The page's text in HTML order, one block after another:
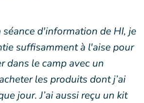
séance d'information de HI, je
suffisamment à l'aise pour
dans le camp avec un
les produits dont j’ai
jour. J’ai aussi reçu un kit